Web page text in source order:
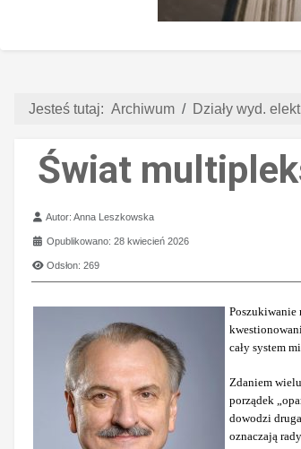
Jesteś tutaj: Archiwum Działy wyd.
Świat
Szczegóły
Autor:Anna Leszkowska
Opublikowano: 28 kwiecień 2026
Odsłon: 269
Poszukiwanie
cały system
Zdaniem
porządek
dowodzi
oznaczają